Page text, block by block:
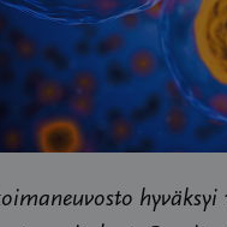
hyväksyi